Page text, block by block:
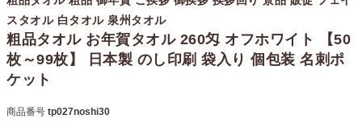
スタオル 白タオル 泉州タオル
粗品タオル お年賀タオル 260匁 オフホワイト 【50
枚～99枚】 日本製 のし印刷 袋入り 個包装 名刺ポ
ケット
商品番号 tp027noshi30